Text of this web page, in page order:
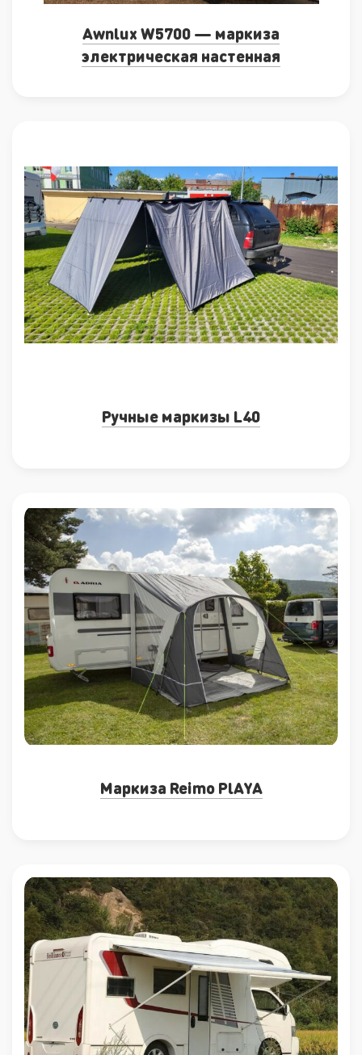
Awnlux W5700 — маркиза
электрическая настенная
Ручные маркизы L40
Маркиза Reimo PlAYA